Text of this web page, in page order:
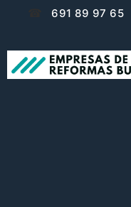
691 89 97 65